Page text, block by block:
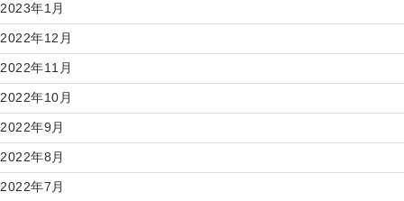
2023年1月
2022年12月
2022年11月
2022年10月
2022年9月
2022年8月
2022年7月